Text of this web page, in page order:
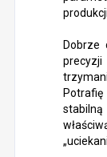
produkcji.
Dobrze